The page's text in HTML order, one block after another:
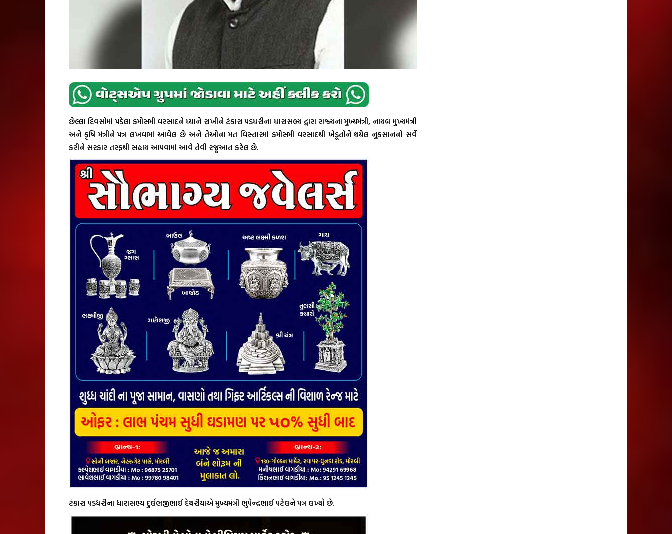
છેલ્લા દિવસોમાં પડેલા કમોસમી વરસાદને ધ્યાને રાખીને ટંકારા પડધરીના ધારાસભ્ય દ્વારા રાજ્યના મુખ્યમંત્રી, નાયબ મુખ્યમંત્રી
અને કૃષિ મંત્રીને પત્ર લખવામાં આવેલ છે અને તેઓના મત વિસ્તારમાં કમોસમી વરસાદથી ખેડૂતોને થયેલ નુકસાનનો સર્વે
કરીને સરકાર તરફથી સહાય આપવામાં આવે તેવી રજૂઆત કરેલ છે.
ટંકારા પડધરીના ધારાસભ્ય દુર્લભજીભાઈ દેથરીયાએ મુખ્યમંત્રી ભુપેન્દ્રભાઈ પટેલને પત્ર લખ્યો છે.